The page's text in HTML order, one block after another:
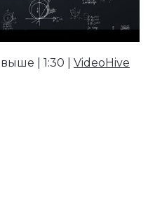
| 1:30 | VideoHive